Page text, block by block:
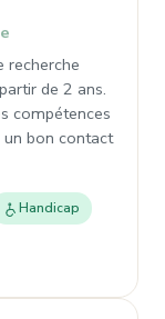
recherche
de 2 ans.
compétences
un bon contact
Handicap